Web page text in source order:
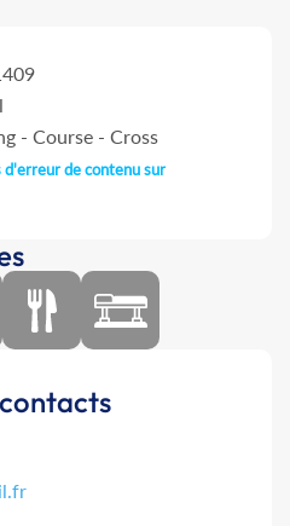
- Course - Cross
d'erreur de contenu sur